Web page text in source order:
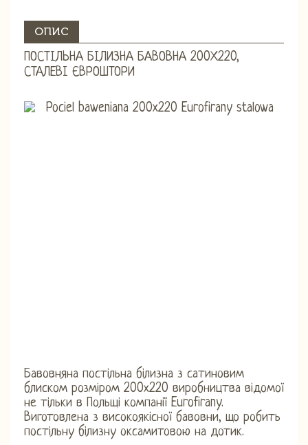
ОПИС
ПОСТІЛЬНА БІЛИЗНА БАВОВНА 200Х220,
СТАЛЕВІ ЄВРОШТОРИ
Бавовняна постільна білизна з сатиновим
блиском розміром 200х220 виробництва відомої
не тільки в Польщі компанії Eurofirany.
Виготовлена ​​з високоякісної бавовни, що робить
постільну білизну оксамитовою на дотик.